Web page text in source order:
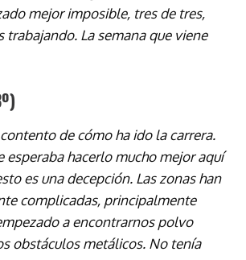
mejor imposible, tres de tres,
trabajando. La semana que viene
de cómo ha ido la carrera.
esperaba hacerlo mucho mejor aquí
es una decepción. Las zonas han
complicadas, principalmente
a encontrarnos polvo
obstáculos metálicos. No tenía